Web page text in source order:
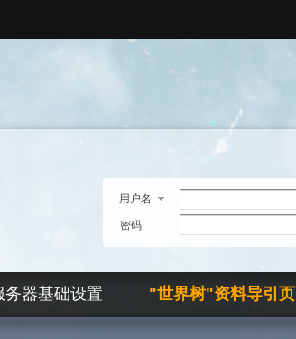
用户名
密码
务器基础设置 "世界树"资料导引页